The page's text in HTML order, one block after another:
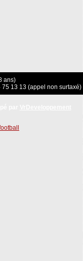
ans)
13 13 (appel non surtaxé)